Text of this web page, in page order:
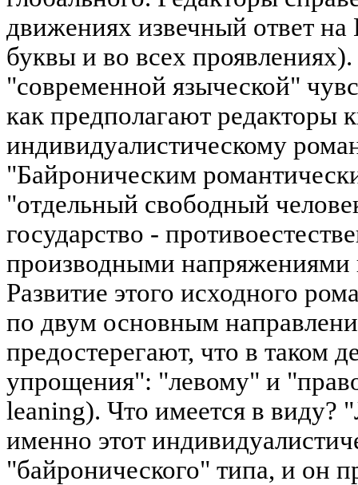
движениях извечный ответ
буквы и во всех
"современной языческой"
как предполагают редакторы
индивидуалистическому
"Байроническим
"отдельный свободный
государство -
производными напряжениями
Развитие этого исходного
по двум основным
предостерегают, что в таком
упрощения": "левому" и
leaning). Что имеется в
именно этот
"байронического" типа, и он